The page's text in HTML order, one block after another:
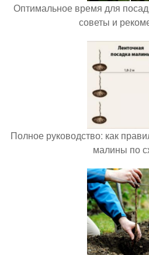
Оптимальное время для
советы и
Полное руководство: как
малины по